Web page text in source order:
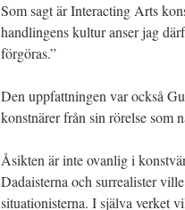
Som sagt är Interacting Arts
handlingens kultur anser jag
förgöras.”
Den uppfattningen var också
konstnärer från sin rörelse som
Åsikten är inte ovanlig i
Dadaisterna och surrealister
situationisterna. I själva verket